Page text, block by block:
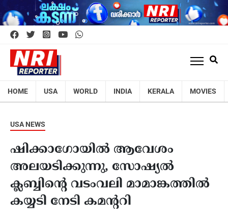
HOME USA WORLD INDIA KERALA MOVIES
USA NEWS
ഷിക്കാഗോയില്‍ ആവേശം
അലയടിക്കുന്നു, സോഷ്യല്‍
ക്ലബ്ബിന്റെ വടംവലി മാമാങ്കത്തില്‍
കയ്യടി നേടി കമന്ററി